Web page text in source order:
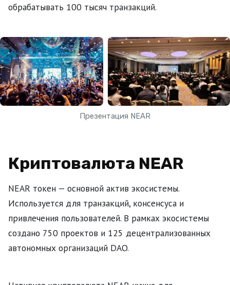
обрабатывать 100 тысяч транзакций.
Презентация NEAR
Криптовалюта NEAR
NEAR токен — основной актив экосистемы.
Используется для транзакций, консенсуса и
привлечения пользователей. В рамках экосистемы
создано 750 проектов и 125 децентрализованных
автономных организаций DAO.